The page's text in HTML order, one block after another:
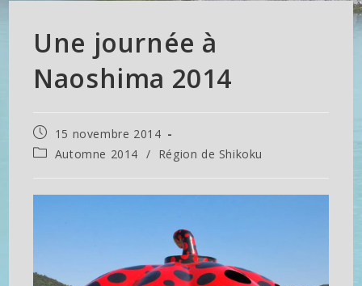
Une journée à
Naoshima 2014
Publication
publiée :
15 novembre 2014
PostAutomne 2014 / Région de Shikoku